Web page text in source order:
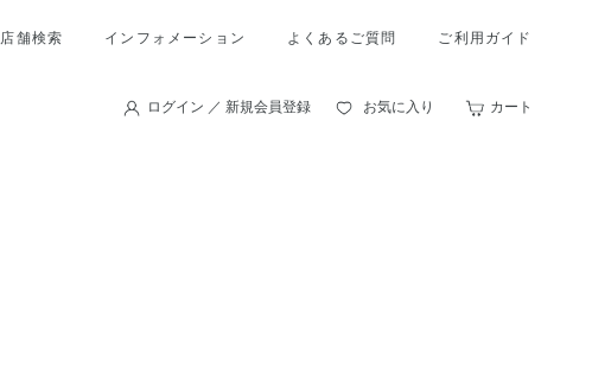
店舗検索 インフォメーション よくあるご質問 ご利用ガイド
ログイン ／ 新規会員登録 お気に入り カート